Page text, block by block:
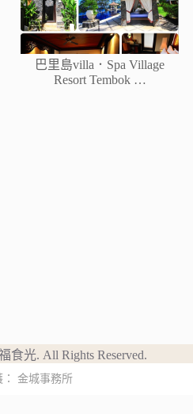
巴里島villa．Spa Village
Resort Tembok …
食光. All Rights Reserved.
金城事務所